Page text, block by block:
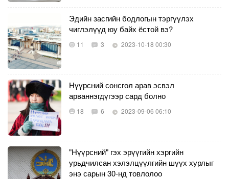
Эдийн засгийн бодлогын тэргүүлэх
чиглэлүүд юу байх ёстой вэ?
11 3 2023-10-18 00:30
Нүүрсний сонсгол арав эсвэл
арваннэгдүгээр сард болно
18 6 2023-09-06 06:10
"Нүүрсний" гэх эрүүгийн хэргийн
урьдчилсан хэлэлцүүлгийн шүүх хурлыг
энэ сарын 30-нд товлолоо